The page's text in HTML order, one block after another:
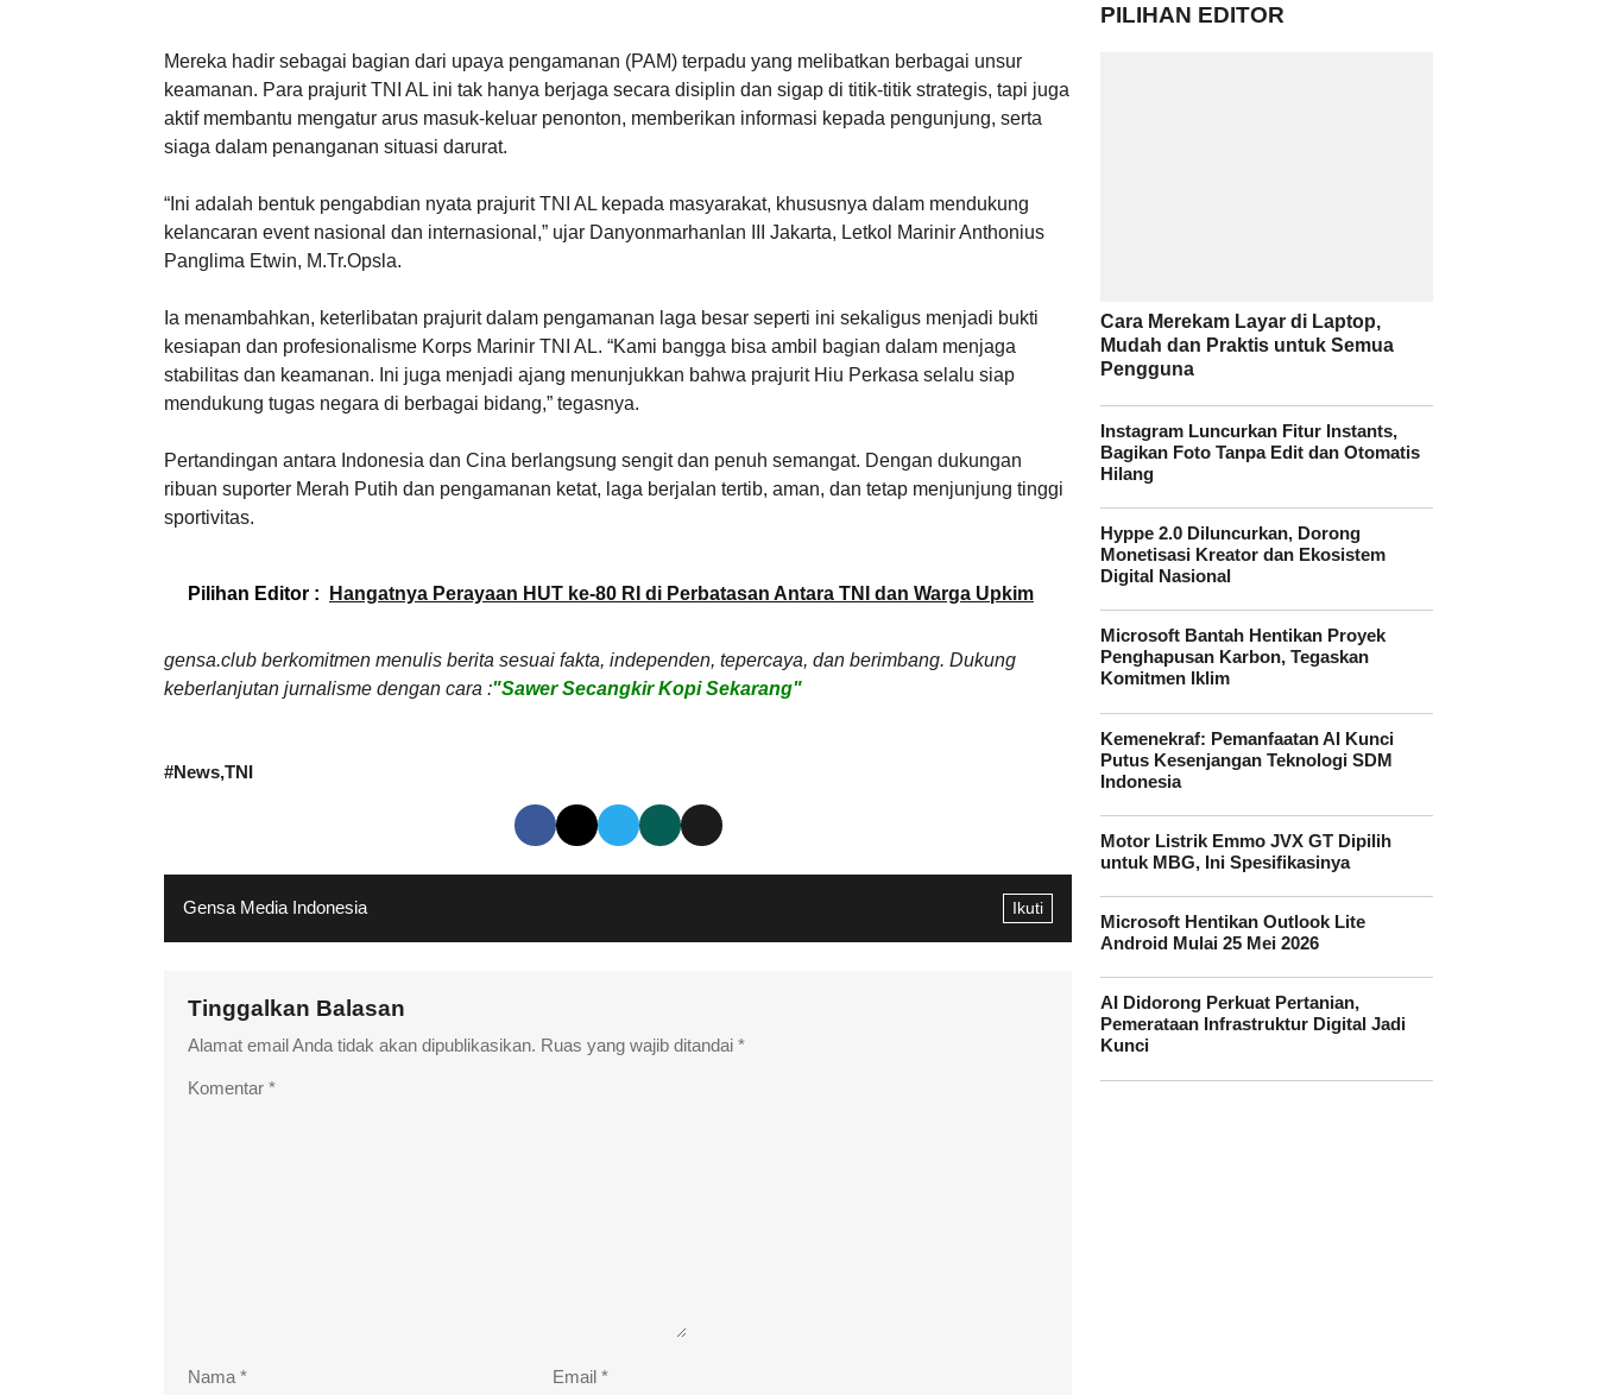
Mereka hadir sebagai bagian dari upaya pengamanan (PAM) terpadu yang melibatkan berbagai unsur
keamanan. Para prajurit TNI AL ini tak hanya berjaga secara disiplin dan sigap di titik-titik strategis, tapi juga
aktif membantu mengatur arus masuk-keluar penonton, memberikan informasi kepada pengunjung, serta
siaga dalam penanganan situasi darurat.
“Ini adalah bentuk pengabdian nyata prajurit TNI AL kepada masyarakat, khususnya dalam mendukung
kelancaran event nasional dan internasional,” ujar Danyonmarhanlan III Jakarta, Letkol Marinir Anthonius
Panglima Etwin, M.Tr.Opsla.
Ia menambahkan, keterlibatan prajurit dalam pengamanan laga besar seperti ini sekaligus menjadi bukti
kesiapan dan profesionalisme Korps Marinir TNI AL. “Kami bangga bisa ambil bagian dalam menjaga
stabilitas dan keamanan. Ini juga menjadi ajang menunjukkan bahwa prajurit Hiu Perkasa selalu siap
mendukung tugas negara di berbagai bidang,” tegasnya.
Pertandingan antara Indonesia dan Cina berlangsung sengit dan penuh semangat. Dengan dukungan
ribuan suporter Merah Putih dan pengamanan ketat, laga berjalan tertib, aman, dan tetap menjunjung tinggi
sportivitas.
Pilihan Editor : Hangatnya Perayaan HUT ke-80 RI di Perbatasan Antara TNI dan Warga Upkim
gensa.club berkomitmen menulis berita sesuai fakta, independen, tepercaya, dan berimbang. Dukung
keberlanjutan jurnalisme dengan cara :"Sawer Secangkir Kopi Sekarang"
#News TNI
Gensa Media Indonesia Ikuti
Tinggalkan Balasan
Alamat email Anda tidak akan dipublikasikan. Ruas yang wajib ditandai *
Komentar *
Nama * Email *
PILIHAN EDITOR
Cara Merekam Layar di Laptop,
Mudah dan Praktis untuk Semua
Pengguna
Instagram Luncurkan Fitur Instants,
Bagikan Foto Tanpa Edit dan Otomatis
Hilang
Hyppe 2.0 Diluncurkan, Dorong
Monetisasi Kreator dan Ekosistem
Digital Nasional
Microsoft Bantah Hentikan Proyek
Penghapusan Karbon, Tegaskan
Komitmen Iklim
Kemenekraf: Pemanfaatan AI Kunci
Putus Kesenjangan Teknologi SDM
Indonesia
Motor Listrik Emmo JVX GT Dipilih
untuk MBG, Ini Spesifikasinya
Microsoft Hentikan Outlook Lite
Android Mulai 25 Mei 2026
AI Didorong Perkuat Pertanian,
Pemerataan Infrastruktur Digital Jadi
Kunci